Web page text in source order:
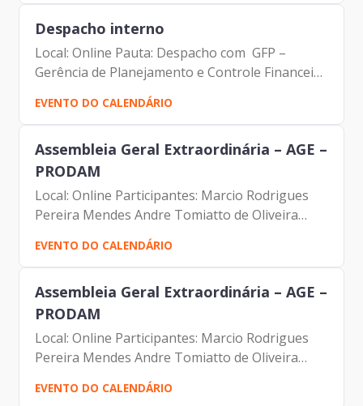
Nascimento
Despacho interno
Local: Online Pauta: Despacho com GFP –
Gerência de Planejamento e Controle Financeiro
Participantes: Johann Nogueira Dantas Jorge
Pereira Leite Fernando Josenias Vieira
Nascimento
EVENTO DO CALENDÁRIO
Assembleia Geral Extraordinária – AGE –
PRODAM
Local: Online Participantes: Marcio Rodrigues
Pereira Mendes Andre Tomiatto de Oliveira
Johann Nogueira Dantas Renato Pincovai Cintia
Clemetino Luiz Paulo Zerbini Pereira Renata
Soares
EVENTO DO CALENDÁRIO
Assembleia Geral Extraordinária – AGE –
PRODAM
Local: Online Participantes: Marcio Rodrigues
Pereira Mendes Andre Tomiatto de Oliveira
Johann Nogueira Dantas Renato Pincovai Cintia
Clemetino Luiz Paulo Zerbini Pereira Renata
EVENTO DO CALENDÁRIO